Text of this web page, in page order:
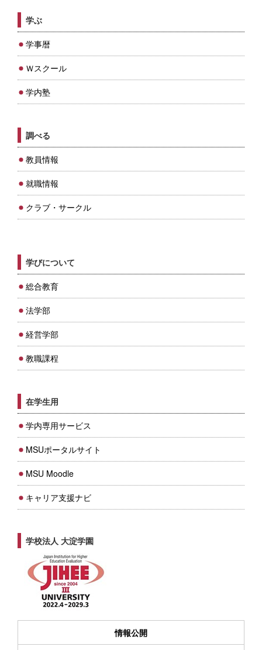
学ぶ
学事暦
Ｗスクール
学内塾
調べる
教員情報
就職情報
クラブ・サークル
学びについて
総合教育
法学部
経営学部
教職課程
在学生用
学内専用サービス
MSUポータルサイト
MSU Moodle
キャリア支援ナビ
学校法人 大淀学園
情報公開